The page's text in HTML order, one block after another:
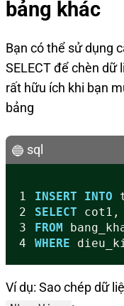
bảng khác
Bạn có thể sử dụng
SELECT để chèn
rất hữu ích khi bạn
bảng
sql
1
2
3
4
INSERT INTO
SELECT
cot1 ,
FROM
WHERE
Ví dụ: Sao chép dữ